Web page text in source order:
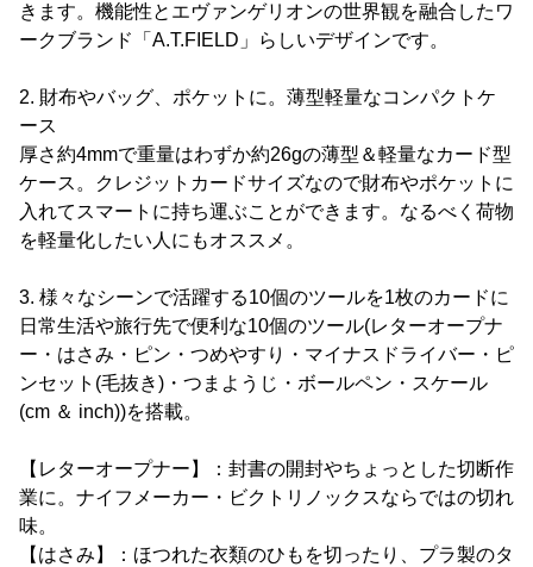
きます。機能性とエヴァンゲリオンの世界観を融合したワ
ークブランド「A.T.FIELD」らしいデザインです。
2. 財布やバッグ、ポケットに。薄型軽量なコンパクトケ
ース
厚さ約4mmで重量はわずか約26gの薄型＆軽量なカード型
ケース。クレジットカードサイズなので財布やポケットに
入れてスマートに持ち運ぶことができます。なるべく荷物
を軽量化したい人にもオススメ。
3. 様々なシーンで活躍する10個のツールを1枚のカードに
日常生活や旅行先で便利な10個のツール(レターオープナ
ー・はさみ・ピン・つめやすり・マイナスドライバー・ピ
ンセット(毛抜き)・つまようじ・ボールペン・スケール
(cm ＆ inch))を搭載。
【レターオープナー】：封書の開封やちょっとした切断作
業に。ナイフメーカー・ビクトリノックスならではの切れ
味。
【はさみ】：ほつれた衣類のひもを切ったり、プラ製のタ